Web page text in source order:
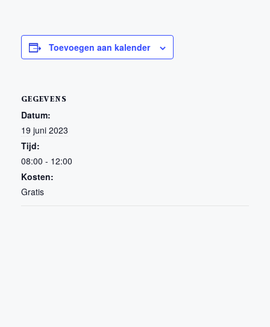
Toevoegen aan kalender
GEGEVENS
Datum:
19 juni 2023
Tijd:
08:00 - 12:00
Kosten:
Gratis